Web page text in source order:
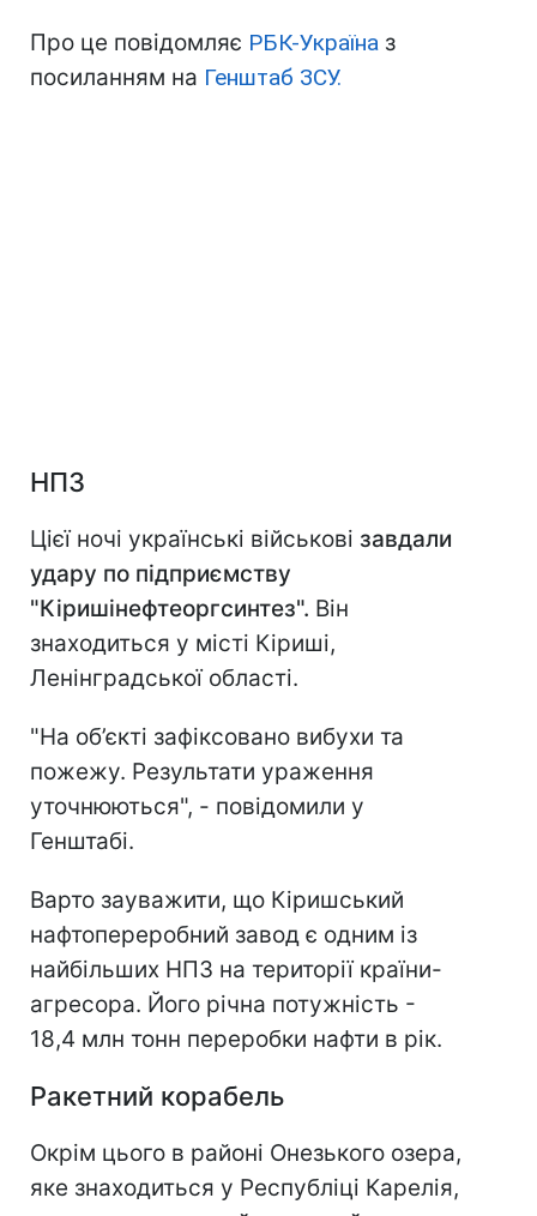
Про це повідомляє РБК-Україна з
посиланням на Генштаб ЗСУ.
НПЗ
Цієї ночі українські військові завдали
удару по підприємству
"Кіришінефтеоргсинтез". Він
знаходиться у місті Кіриші,
Ленінградської області.
"На об’єкті зафіксовано вибухи та
пожежу. Результати ураження
уточнюються", - повідомили у
Генштабі.
Варто зауважити, що Кіришський
нафтопереробний завод є одним із
найбільших НПЗ на території країни-
агресора. Його річна потужність -
18,4 млн тонн переробки нафти в рік.
Ракетний корабель
Окрім цього в районі Онезького озера,
яке знаходиться у Республіці Карелія,